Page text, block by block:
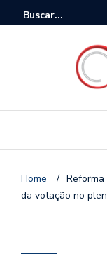
Home /
da votação no